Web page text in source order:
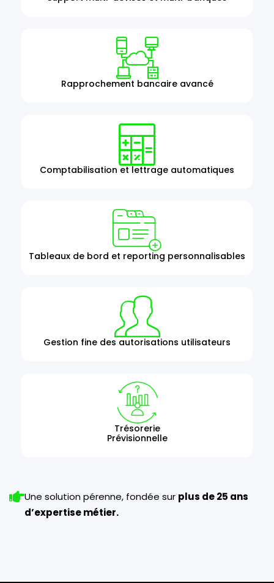
Rapprochement bancaire avancé
Comptabilisation et lettrage automatiques
Tableaux de bord et reporting personnalisables
Gestion fine des autorisations utilisateurs
Trésorerie
Prévisionnelle
Une solution pérenne, fondée sur plus de 25 ans
d’expertise métier.